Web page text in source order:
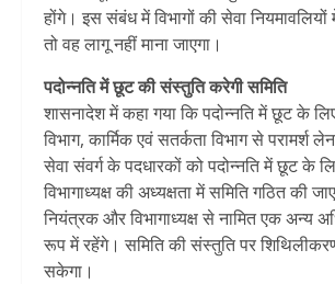
होंगे। इस संबंध में विभागों की सेवा नियमावलियों
तो वह लागू नहीं माना जाएगा।
पदोन्नति में छूट की संस्तुति करेगी समिति
शासनादेश में कहा गया कि पदोन्नति में छूट के
विभाग, कार्मिक एवं सतर्कता विभाग से परामर्श
सेवा संवर्ग के पदधारकों को पदोन्नति में छूट के
विभागाध्यक्ष की अध्यक्षता में समिति गठित की
नियंत्रक और विभागाध्यक्ष से नामित एक अन्य
रूप में रहेंगे। समिति की संस्तुति पर
सकेगा।